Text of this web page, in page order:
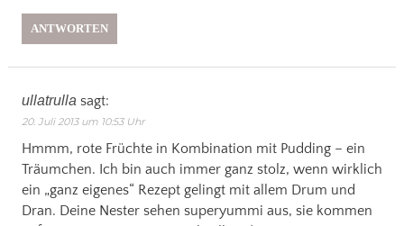
ANTWORTEN
ullatrulla sagt:
20. Juli 2013 um 10:53 Uhr
Hmmm, rote Früchte in Kombination mit Pudding – ein
Träumchen. Ich bin auch immer ganz stolz, wenn wirklich
ein „ganz eigenes“ Rezept gelingt mit allem Drum und
Dran. Deine Nester sehen superyummi aus, sie kommen